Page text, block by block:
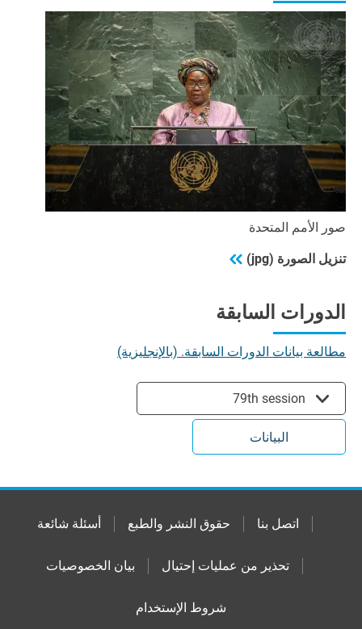
صور الأمم المتحدة
تنزيل الصورة (jpg)
الدورات السابقة
مطالعة بيانات الدورات السابقة. (بالإنجليزية)
79th session
البيانات
اتصل بنا حقوق النشر والطبع أسئلة شائعة
تحذير من عمليات إحتيال بيان الخصوصيات
شروط الإستخدام